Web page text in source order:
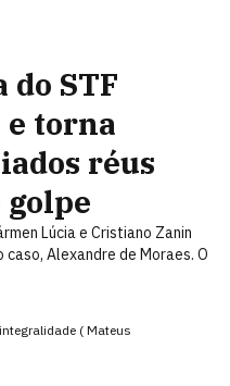
STF
torna
réus
Lúcia e Cristiano Zanin
Alexandre de Moraes. O
( Mateus